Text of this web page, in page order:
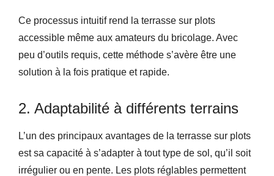
Ce processus intuitif rend la terrasse sur plots
accessible même aux amateurs du bricolage. Avec
peu d’outils requis, cette méthode s’avère être une
solution à la fois pratique et rapide.
2. Adaptabilité à différents terrains
L’un des principaux avantages de la terrasse sur plots
est sa capacité à s’adapter à tout type de sol, qu’il soit
irrégulier ou en pente. Les plots réglables permettent